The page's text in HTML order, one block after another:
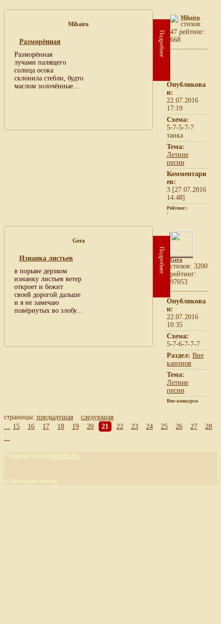
Mihairu
Разморённая
Разморённая
лучами палящего
солнца осока
склонила стебли, будто
маслом золочённые...
Подробнее
Mihairu
cтихов:
47 рейтинг:
668
Опубликова
н:
22.07.2016
17:19
Схема:
5-7-5-7-7
танка
Тема:
Летние
песни
Комментари
ев:
3 [27.07.2016
14:48]
Рейтинг:
/
Gera
Изнанка листьев
в порыве дерзком
изнанку листьев ветер
откроет и бежит
своей дорогой дальше
и я не замечаю
повёрнутых во злобу...
Подробнее Gera
cтихов: 3200
рейтинг:
97053
Опубликова
н:
22.07.2016
10:35
Схема:
5-7-6-7-7-7
Раздел: Вне
канонов
Тема:
Летние
песни
Вне конкурса
страницы: предыдущая
следующая
15 16 17 18 19 20 21 22 23 24 25 26 27
28
Создание сайта WebMir.Ru
Японская поэзия